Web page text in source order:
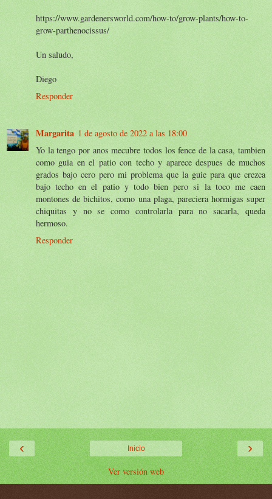
https://www.gardenersworld.com/how-to/grow-plants/how-to-
grow-parthenocissus/
Un saludo,
Diego
Responder
Margarita 1 de agosto de 2022 a las 18:00
Yo la tengo por anos mecubre todos los fence de la casa, tambien
como guia en el patio con techo y aparece despues de muchos
grados bajo cero pero mi problema que la guie para que crezca
bajo techo en el patio y todo bien pero si la toco me caen
montones de bichitos, como una plaga, pareciera hormigas super
chiquitas y no se como controlarla para no sacarla, queda
hermoso.
Responder
‹ ›
Inicio
Ver versión web